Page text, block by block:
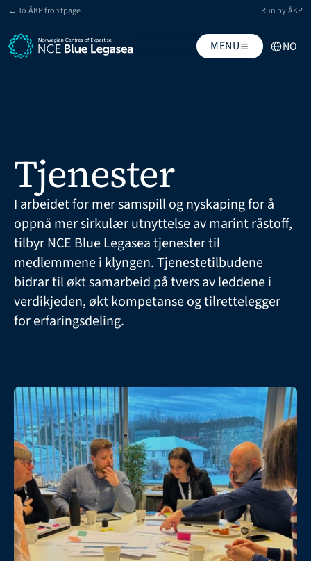
← To ÅKP frontpage Run by ÅKP
MENU NO
Tjenester
I arbeidet for mer samspill og nyskaping for å
oppnå mer sirkulær utnyttelse av marint råstoff,
tilbyr NCE Blue Legasea tjenester til
medlemmene i klyngen. Tjenestetilbudene
bidrar til økt samarbeid på tvers av leddene i
verdikjeden, økt kompetanse og tilrettelegger